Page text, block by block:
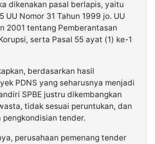
dikenakan pasal berlapis, yaitu
UU Nomor 31 Tahun 1999 jo. UU
2001 tentang Pemberantasan
serta Pasal 55 ayat (1) ke-1
berdasarkan hasil
PDNS yang seharusnya menjadi
SPBE justru dikembangkan
tidak sesuai peruntukan, dan
pengkondisian tender.
perusahaan pemenang tender